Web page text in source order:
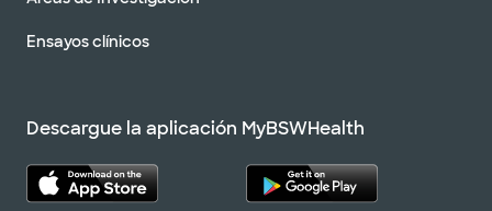
Ensayos clínicos
Descargue la aplicación MyBSWHealth